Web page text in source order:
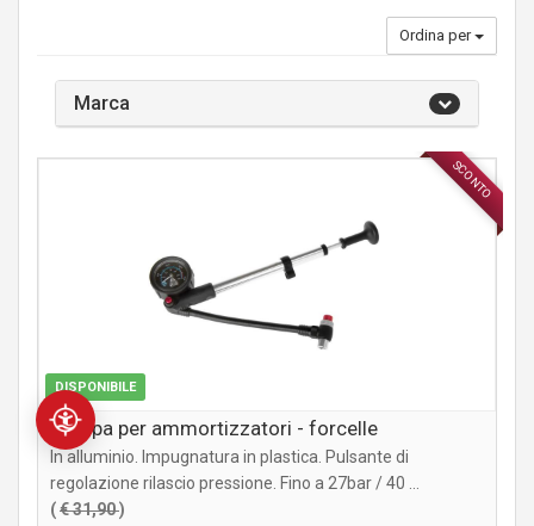
Ordina per
Marca
SCONTO
DISPONIBILE
ACCESSORI
Pompa per ammortizzatori - forcelle
In alluminio. Impugnatura in plastica. Pulsante di
regolazione rilascio pressione. Fino a 27bar / 40 ...
(€ 31,90)